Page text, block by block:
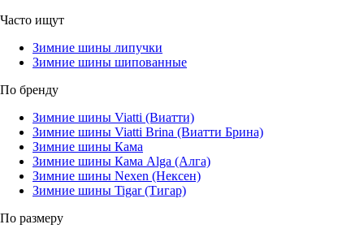
Часто ищут
Зимние шины липучки
Зимние шины шипованные
По бренду
Зимние шины Viatti (Виатти)
Зимние шины Viatti Brina (Виатти Брина)
Зимние шины Кама
Зимние шины Кама Alga (Алга)
Зимние шины Nexen (Нексен)
Зимние шины Tigar (Тигар)
По размеру